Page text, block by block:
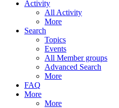
Activity
All Activity
More
Search
Topics
Events
All Member groups
Advanced Search
More
FAQ
More
More